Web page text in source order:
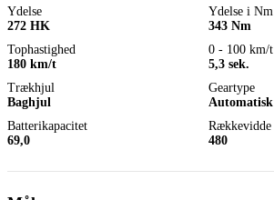
Ydelse
272 HK
Ydelse i Nm
343 Nm
Tophastighed
180 km/t
0 - 100 km/t
5,3 sek.
Trækhjul
Baghjul
Geartype
Automatisk
Batterikapacitet
69,0
Rækkevidde
480